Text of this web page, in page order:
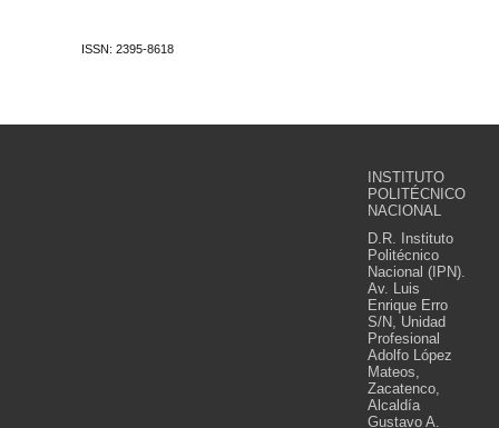
ISSN: 2395-8618
INSTITUTO
POLITÉCNICO
NACIONAL
D.R. Instituto
Politécnico
Nacional (IPN).
Av. Luis
Enrique Erro
S/N, Unidad
Profesional
Adolfo López
Mateos,
Zacatenco,
Alcaldía
Gustavo A.